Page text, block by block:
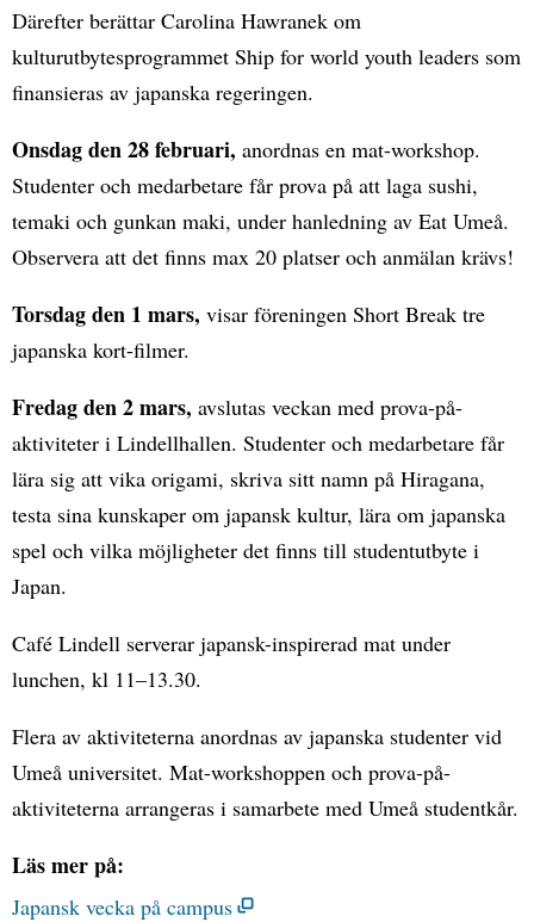
Därefter berättar Carolina Hawranek om
kulturutbytesprogrammet Ship for world youth leaders som
finansieras av japanska regeringen.
Onsdag den 28 februari, anordnas en mat-workshop.
Studenter och medarbetare får prova på att laga sushi,
temaki och gunkan maki, under hanledning av Eat Umeå.
Observera att det finns max 20 platser och anmälan krävs!
Torsdag den 1 mars, visar föreningen Short Break tre
japanska kort-filmer.
Fredag den 2 mars, avslutas veckan med prova-på-
aktiviteter i Lindellhallen. Studenter och medarbetare får
lära sig att vika origami, skriva sitt namn på Hiragana,
testa sina kunskaper om japansk kultur, lära om japanska
spel och vilka möjligheter det finns till studentutbyte i
Japan.
Café Lindell serverar japansk-inspirerad mat under
lunchen, kl 11–13.30.
Flera av aktiviteterna anordnas av japanska studenter vid
Umeå universitet. Mat-workshoppen och prova-på-
aktiviteterna arrangeras i samarbete med Umeå studentkår.
Läs mer på:
Japansk vecka på campus